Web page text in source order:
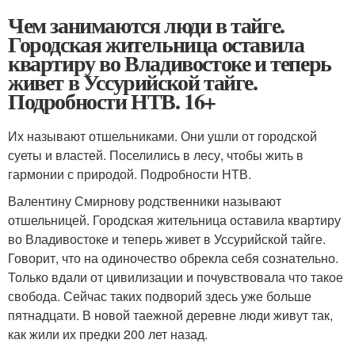
Чем занимаются люди в тайге.
Городская жительница оставила
квартиру во Владивостоке и теперь
живет в Уссурийской тайге.
Подробности НТВ. 16+
Их называют отшельниками. Они ушли от городской
суеты и властей. Поселились в лесу, чтобы жить в
гармонии с природой. Подробности НТВ.
Валентину Смирнову родственники называют
отшельницей. Городская жительница оставила квартиру
во Владивостоке и теперь живет в Уссурийской тайге.
Говорит, что на одиночество обрекла себя сознательно.
Только вдали от цивилизации и почувствовала что такое
свобода. Сейчас таких подворий здесь уже больше
пятнадцати. В новой таежной деревне люди живут так,
как жили их предки 200 лет назад.